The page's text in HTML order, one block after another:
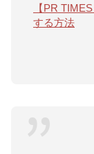
【PR
する方法